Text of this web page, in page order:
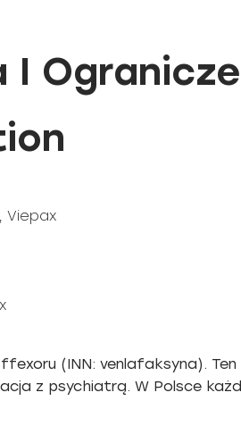
Viepax
(INN: venlafaksyna).
z psychiatrą. W Polsce